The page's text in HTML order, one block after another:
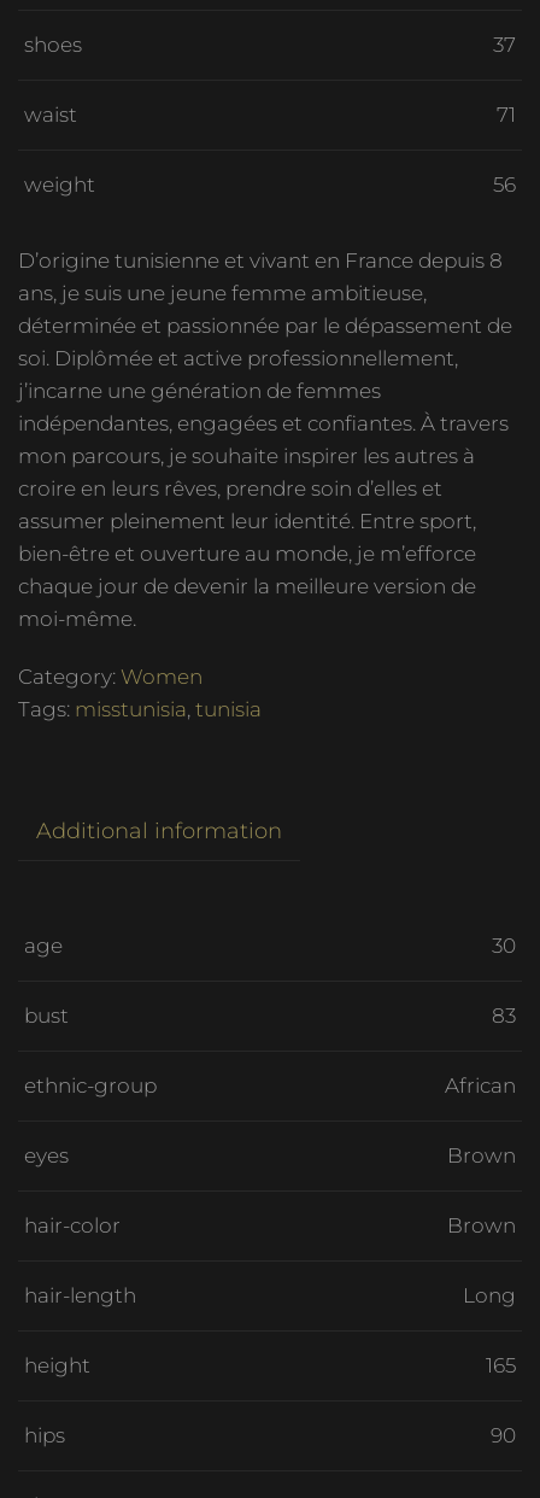
shoes 37
waist 71
weight 56
D’origine tunisienne et vivant en France depuis 8
ans, je suis une jeune femme ambitieuse,
déterminée et passionnée par le dépassement de
soi. Diplômée et active professionnellement,
j’incarne une génération de femmes
indépendantes, engagées et confiantes. À travers
mon parcours, je souhaite inspirer les autres à
croire en leurs rêves, prendre soin d’elles et
assumer pleinement leur identité. Entre sport,
bien-être et ouverture au monde, je m’efforce
chaque jour de devenir la meilleure version de
moi-même.
Category: Women
Tags: misstunisia, tunisia
Additional information
age 30
bust 83
ethnic-group African
eyes Brown
hair-color Brown
hair-length Long
height 165
hips 90